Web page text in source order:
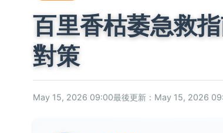
百里香枯萎急救
對策
May 15, 2026 09:00最後更新：May 15, 2026